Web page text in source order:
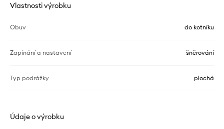
Vlastnosti výrobku
Obuv do kotníku
Zapínání a nastavení šněrování
Typ podrážky plochá
Údaje o výrobku